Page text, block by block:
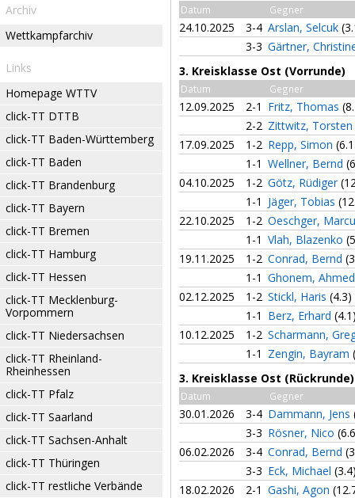
Archiv
Wettkampfarchiv
Links
Homepage WTTV
click-TT DTTB
click-TT Baden-Württemberg
click-TT Baden
click-TT Brandenburg
click-TT Bayern
click-TT Bremen
click-TT Hamburg
click-TT Hessen
click-TT Mecklenburg-
Vorpommern
click-TT Niedersachsen
click-TT Rheinland-
Rheinhessen
click-TT Pfalz
click-TT Saarland
click-TT Sachsen-Anhalt
click-TT Thüringen
click-TT restliche Verbände
Datum Gegner
24.10.2025 3-4 Arslan, Selcuk
3-3 Gärtner,
3. Kreisklasse Ost (Vorrunde)
Datum Gegner
12.09.2025 2-1 Fritz, Thomas
2-2 Zittwitz, Torsten
17.09.2025
1-2 Repp, Simon
1-1 Wellner, Bernd
04.10.2025
1-2 Götz, Rüdiger
1-1 Jäger, Tobias
22.10.2025
1-2 Oeschger,
1-1 Vlah, Blazenko
19.11.2025
1-2 Conrad, Bernd
1-1 Ghonem,
02.12.2025
1-2 Stickl, Haris (4.3)
1-1 Berz, Erhard
10.12.2025
1-2 Scharmann,
1-1 Zengin, Bayram
3. Kreisklasse Ost (Rückrunde)
Datum Gegner
30.01.2026 3-4 Dammann, Jens
3-3 Rösner, Nico
06.02.2026
3-4 Conrad, Bernd
3-3 Eck, Michael
18.02.2026
2-1 Gashi, Agon